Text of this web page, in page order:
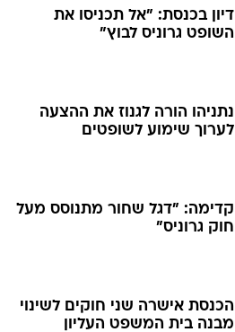
דיון בכנסת: "אל תכניסו את
השופט גרוניס לבוץ"
נתניהו הורה לגנוז את ההצעה
לערוך שימוע לשופטים
קדימה: "דגל שחור מתנוסס מעל
חוק גרוניס"
הכנסת אישרה שני חוקים לשינוי
מבנה בית המשפט העליון